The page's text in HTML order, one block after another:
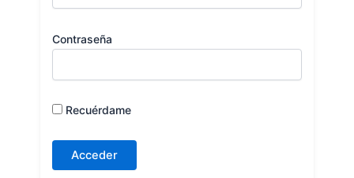
Contraseña
Recuérdame